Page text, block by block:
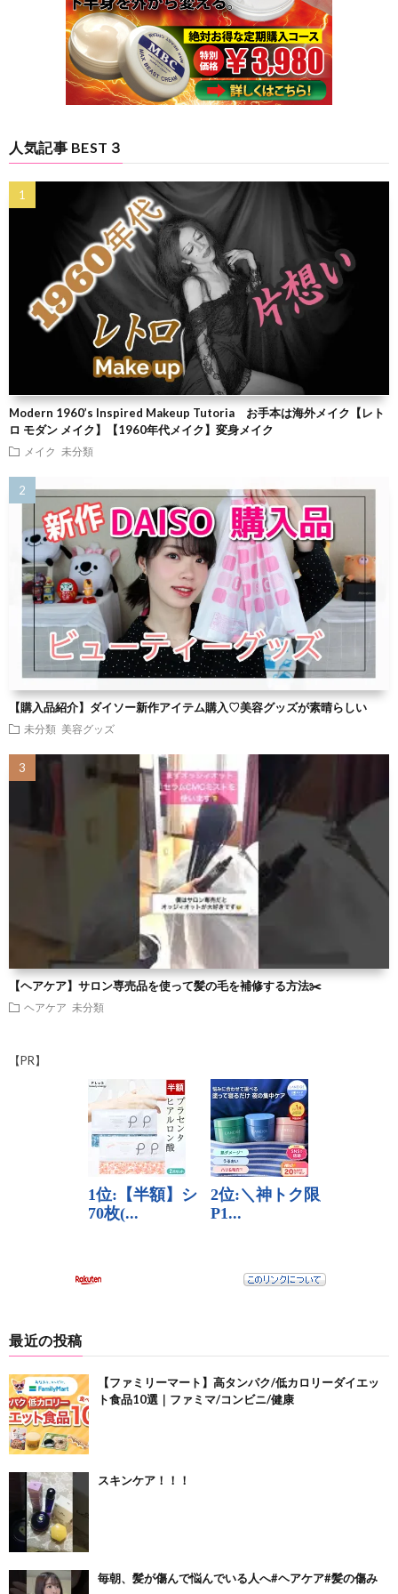
人気記事 BEST３
Modern 1960’s Inspired Makeup Tutoria お手本は海外メイク【レト
ロ モダン メイク】【1960年代メイク】変身メイク
メイク 未分類
【購入品紹介】ダイソー新作アイテム購入♡美容グッズが素晴らしい
未分類 美容グッズ
【ヘアケア】サロン専売品を使って髪の毛を補修する方法✂️
ヘアケア 未分類
【PR】
最近の投稿
【ファミリーマート】高タンパク/低カロリーダイエッ
ト食品10選｜ファミマ/コンビニ/健康
スキンケア！！！
毎朝、髪が傷んで悩んでいる人へ#ヘアケア#髪の傷み